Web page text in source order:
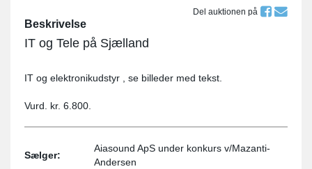
Del auktionen på
Beskrivelse
IT og Tele på Sjælland
IT og elektronikudstyr , se billeder med tekst.
Vurd. kr. 6.800.
Sælger:
Aiasound ApS under konkurs v/Mazanti-
Andersen